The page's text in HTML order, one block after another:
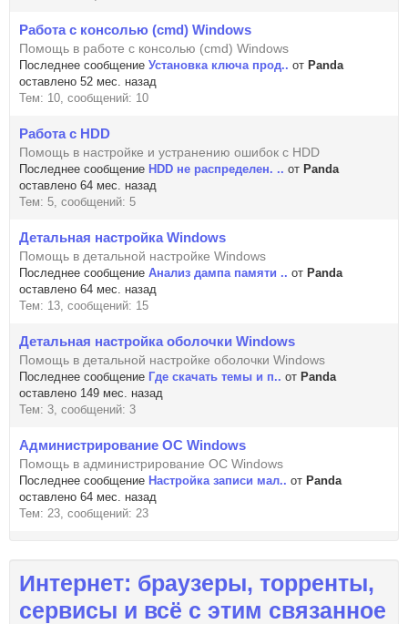
Работа с консолью (cmd) Windows
Помощь в работе с консолью (cmd) Windows
Последнее сообщение Установка ключа прод.. от Panda
оставлено 52 мес. назад
Тем: 10, сообщений: 10
Работа с HDD
Помощь в настройке и устранению ошибок с HDD
Последнее сообщение HDD не распределен. .. от Panda
оставлено 64 мес. назад
Тем: 5, сообщений: 5
Детальная настройка Windows
Помощь в детальной настройке Windows
Последнее сообщение Анализ дампа памяти .. от Panda
оставлено 64 мес. назад
Тем: 13, сообщений: 15
Детальная настройка оболочки Windows
Помощь в детальной настройке оболочки Windows
Последнее сообщение Где скачать темы и п.. от Panda
оставлено 149 мес. назад
Тем: 3, сообщений: 3
Администрирование ОС Windows
Помощь в администрирование ОС Windows
Последнее сообщение Настройка записи мал.. от Panda
оставлено 64 мес. назад
Тем: 23, сообщений: 23
Интернет: браузеры, торренты,
сервисы и всё с этим связанное